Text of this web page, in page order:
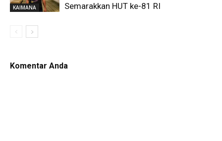
KAIMANA
Semarakkan HUT ke-81 RI
Komentar Anda